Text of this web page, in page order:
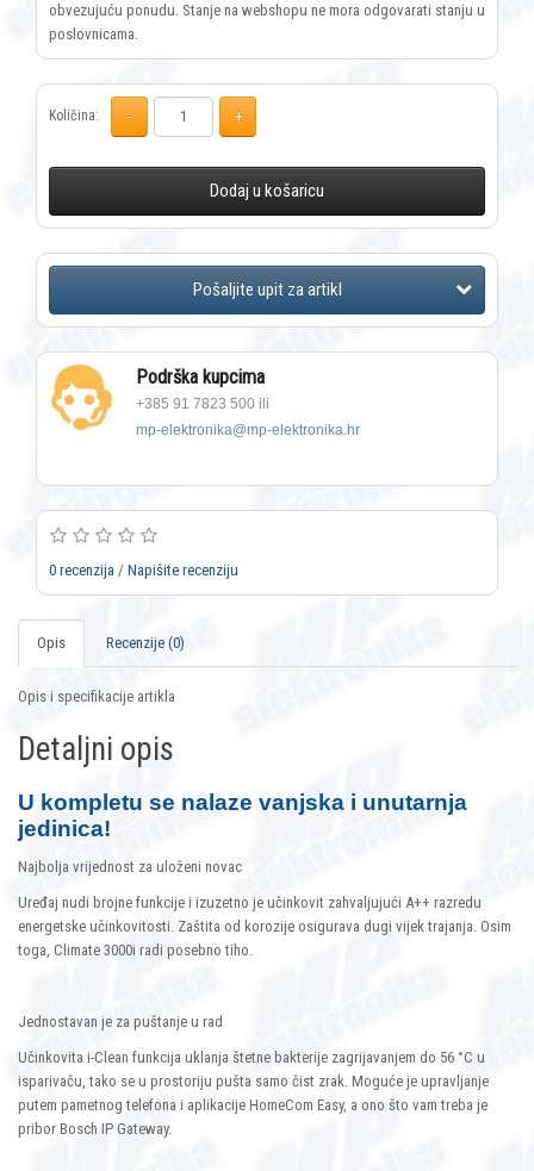
obvezujuću ponudu. Stanje na webshopu ne mora odgovarati stanju u
poslovnicama.
Količina:
Dodaj u košaricu
Podrška kupcima
+385 91 7823 500 ili
mp-elektronika@mp-elektronika.hr
0 recenzija / Napišite recenziju
Opis Recenzije (0)
Opis i specifikacije artikla
Detaljni opis
U kompletu se nalaze vanjska i unutarnja
jedinica!
Najbolja vrijednost za uloženi novac
Uređaj nudi brojne funkcije i izuzetno je učinkovit zahvaljujući A++ razredu
energetske učinkovitosti. Zaštita od korozije osigurava dugi vijek trajanja. Osim
toga, Climate 3000i radi posebno tiho.
Jednostavan je za puštanje u rad
Učinkovita i-Clean funkcija uklanja štetne bakterije zagrijavanjem do 56 °C u
isparivaču, tako se u prostoriju pušta samo čist zrak. Moguće je upravljanje
putem pametnog telefona i aplikacije HomeCom Easy, a ono što vam treba je
pribor Bosch IP Gateway.